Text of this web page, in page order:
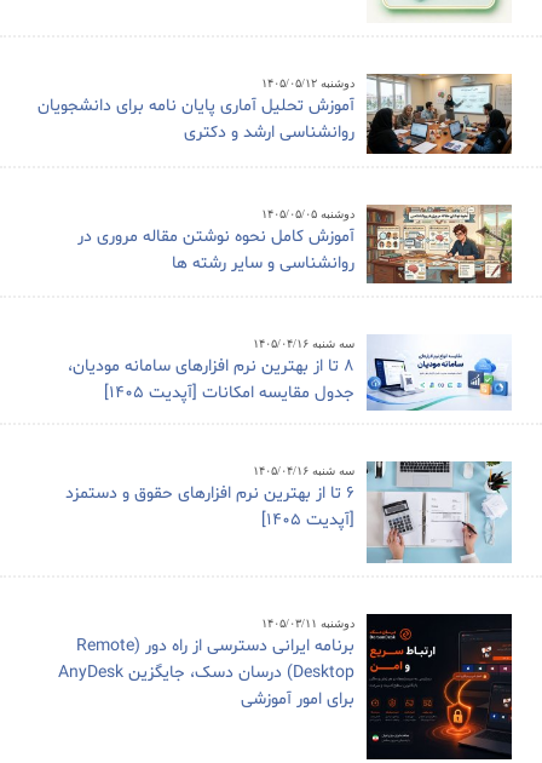
دوشنبه ۱۴۰۵/۰۵/۱۲
آموزش تحلیل آماری پایان نامه برای دانشجویان
روانشناسی ارشد و دکتری
دوشنبه ۱۴۰۵/۰۵/۰۵
آموزش کامل نحوه نوشتن مقاله مروری در
روانشناسی و سایر رشته ها
سه شنبه ۱۴۰۵/۰۴/۱۶
8 تا از بهترین نرم افزارهای سامانه مودیان،
جدول مقایسه امکانات [آپدیت 1405]
سه شنبه ۱۴۰۵/۰۴/۱۶
6 تا از بهترین نرم افزارهای حقوق و دستمزد
[آپدیت 1405]
دوشنبه ۱۴۰۵/۰۳/۱۱
برنامه ایرانی دسترسی از راه دور (Remote
Desktop) درسان دسک، جایگزین AnyDesk
برای امور آموزشی